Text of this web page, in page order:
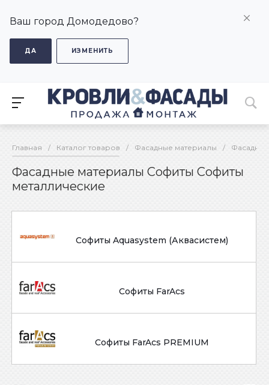
Ваш город Домодедово?
ДА ИЗМЕНИТЬ
Главная / Каталог товаров / Фасадные материалы /
Фасадные материалы Софиты Софиты
металлические
Софиты Aquasystem (Аквасистем)
Софиты FarAcs
Софиты FarAcs PREMIUM